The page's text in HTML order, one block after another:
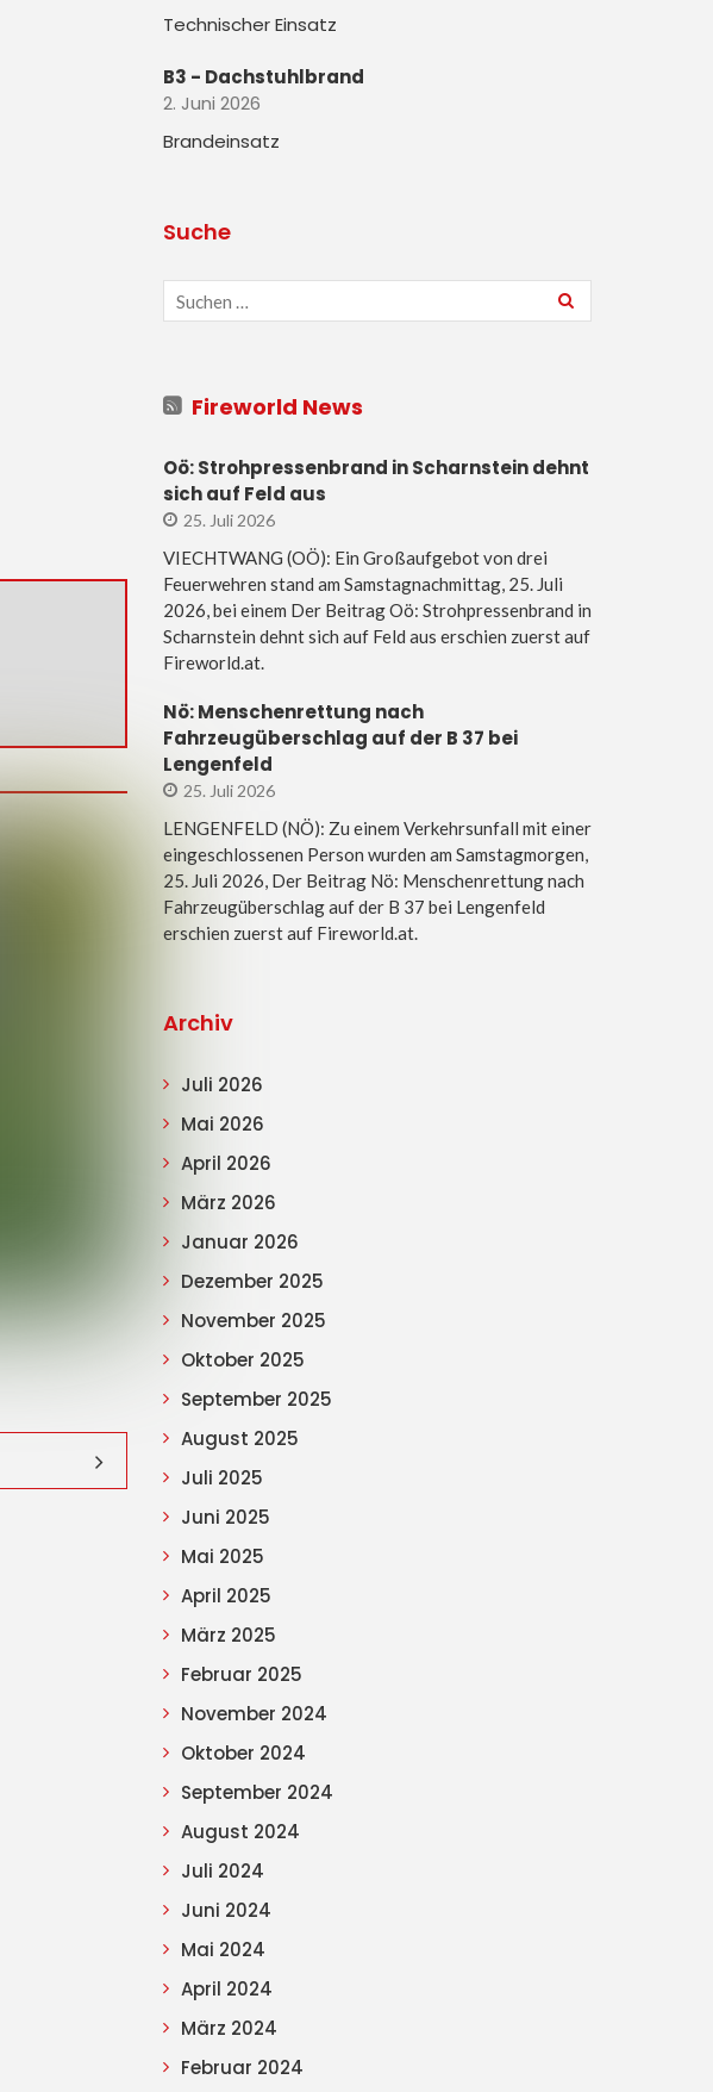
Technischer Einsatz
B3 - Dachstuhlbrand
2. Juni 2026
Brandeinsatz
Suche
Fireworld News
Oö: Strohpressenbrand in Scharnstein dehnt
sich auf Feld aus
25. Juli 2026
VIECHTWANG (OÖ): Ein Großaufgebot von drei
Feuerwehren stand am Samstagnachmittag, 25. Juli
2026, bei einem Der Beitrag Oö: Strohpressenbrand in
Scharnstein dehnt sich auf Feld aus erschien zuerst auf
Fireworld.at.
Nö: Menschenrettung nach
Fahrzeugüberschlag auf der B 37 bei
Lengenfeld
25. Juli 2026
LENGENFELD (NÖ): Zu einem Verkehrsunfall mit einer
eingeschlossenen Person wurden am Samstagmorgen,
25. Juli 2026, Der Beitrag Nö: Menschenrettung nach
Fahrzeugüberschlag auf der B 37 bei Lengenfeld
erschien zuerst auf Fireworld.at.
Archiv
Juli 2026
Mai 2026
April 2026
März 2026
Januar 2026
Dezember 2025
November 2025
Oktober 2025
September 2025
August 2025
Juli 2025
Juni 2025
Mai 2025
April 2025
März 2025
Februar 2025
November 2024
Oktober 2024
September 2024
August 2024
Juli 2024
Juni 2024
Mai 2024
April 2024
März 2024
Februar 2024